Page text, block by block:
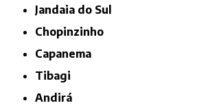
Jandaia do Sul
Chopinzinho
Capanema
Tibagi
Andirá